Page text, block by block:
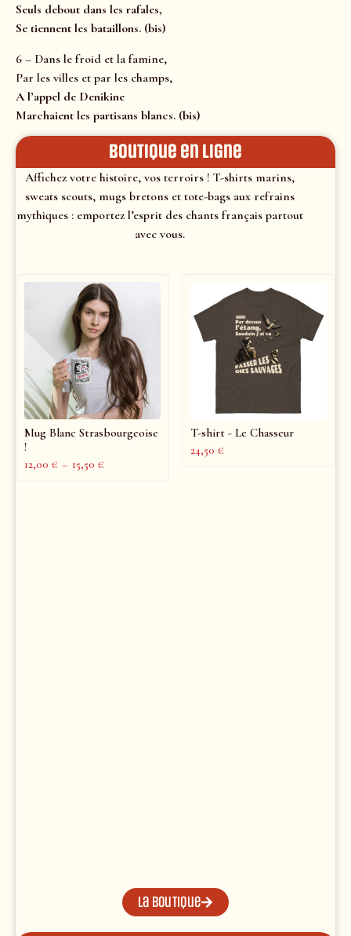
Seuls debout dans les rafales,
Se tiennent les bataillons. (bis)
6 – Dans le froid et la famine,
Par les villes et par les champs,
A l’appel de Denikine
Marchaient les partisans blancs. (bis)
Boutique en ligne
Affichez votre histoire, vos terroirs ! T-shirts marins,
sweats scouts, mugs bretons et tote-bags aux refrains
mythiques : emportez l’esprit des chants français partout
avec vous.
Mug Blanc Strasbourgeoise
!
12,00 € – 15,50 €
T-shirt - Le Chasseur
24,50 €
La boutique